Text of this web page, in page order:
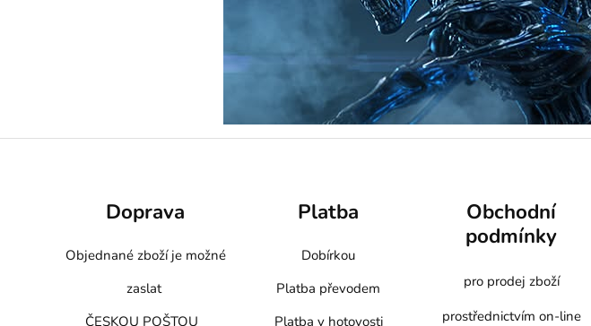
Doprava
Objednané zboží je možné
zaslat
ČESKOU POŠTOU
Platba
Dobírkou
Platba převodem
Platba v hotovosti
Obchodní
podmínky
pro prodej zboží
prostřednictvím on-line